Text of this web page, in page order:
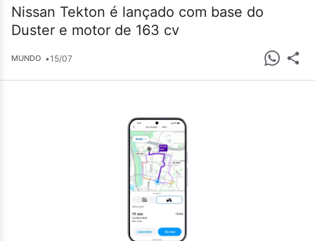
Nissan Tekton é lançado com base do
Duster e motor de 163 cv
MUNDO •15/07